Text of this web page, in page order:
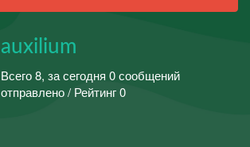
auxilium
Всего 8, за сегодня 0 сообщений
отправлено / Рейтинг 0